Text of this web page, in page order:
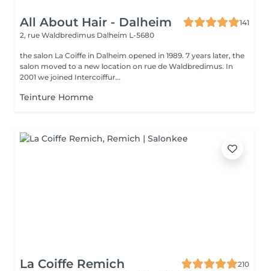
All About Hair - Dalheim
141
2, rue Waldbredimus Dalheim L-5680
the salon La Coiffe in Dalheim opened in 1989. 7 years later, the
salon moved to a new location on rue de Waldbredimus. In
2001 we joined Intercoiffur...
Teinture Homme
La Coiffe Remich
210